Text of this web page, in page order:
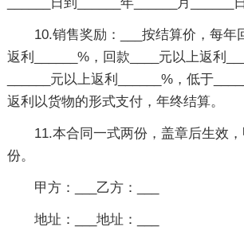
10.销售奖励：___按结算价，每年
返利______%，回款____元以上返利
______元以上返利______%，低于
返利以货物的形式支付，年终结算。
11.本合同一式两份，盖章后生效
份。
甲方：___乙方：___
地址：___地址：___